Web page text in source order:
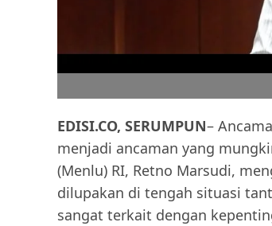
EDISI.CO, SERUMPUN–
menjadi ancaman yang
(Menlu) RI, Retno Marsudi,
dilupakan di tengah situasi
sangat terkait dengan